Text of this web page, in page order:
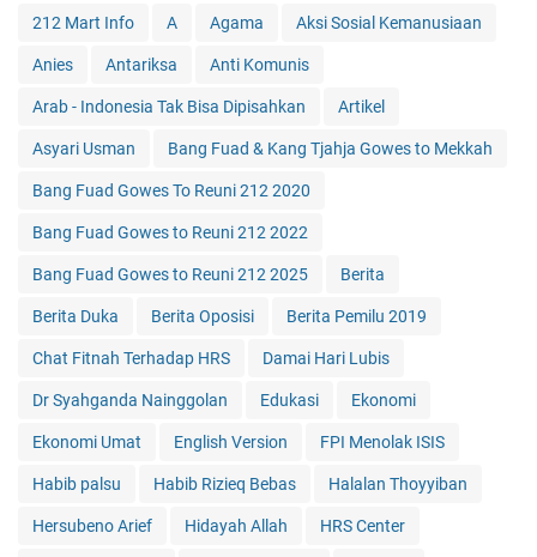
212 Mart Info A Agama Aksi Sosial Kemanusiaan
Anies Antariksa Anti Komunis
Arab - Indonesia Tak Bisa Dipisahkan Artikel
Asyari Usman Bang Fuad & Kang Tjahja Gowes to Mekkah
Bang Fuad Gowes To Reuni 212 2020
Bang Fuad Gowes to Reuni 212 2022
Bang Fuad Gowes to Reuni 212 2025 Berita
Berita Duka Berita Oposisi Berita Pemilu 2019
Chat Fitnah Terhadap HRS Damai Hari Lubis
Dr Syahganda Nainggolan Edukasi Ekonomi
Ekonomi Umat English Version FPI Menolak ISIS
Habib palsu Habib Rizieq Bebas Halalan Thoyyiban
Hersubeno Arief Hidayah Allah HRS Center